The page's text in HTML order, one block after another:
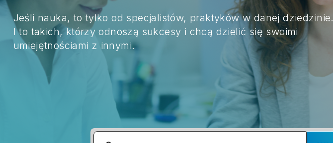
Jeśli nauka, to tylko od specjalistów, praktyków w danej dziedzinie.
I to takich, którzy odnoszą sukcesy i chcą dzielić się swoimi
umiejętnościami z innymi.